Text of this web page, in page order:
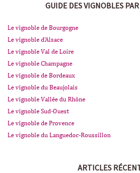
GUIDE DES VIGNOBLES
Le vignoble de Bourgogne
Le vignoble d'Alsace
Le vignoble Val de Loire
Le vignoble Champagne
Le vignoble de Bordeaux
Le vignoble du Beaujolais
Le vignoble Vallée du Rhône
Le vignoble Sud-Ouest
Le vignoble de Provence
Le vignoble du Languedoc-Roussillon
ARTICLES